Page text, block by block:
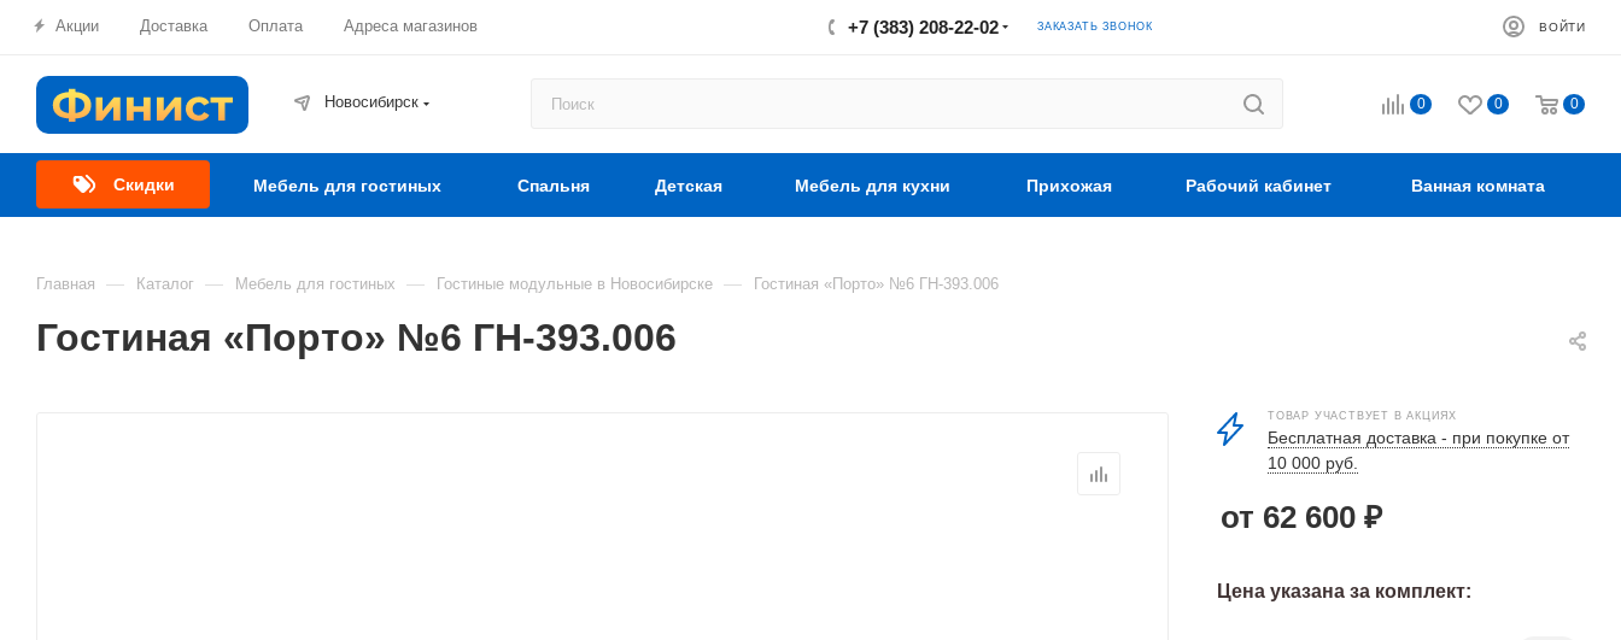
Акции Доставка Оплата Адреса магазинов +7 (383) 208-22-02 ЗАКАЗАТЬ ЗВОНОК ВОЙТИ
Новосибирск 0 0 0
Скидки Мебель для гостиных Спальня Детская Мебель для кухни Прихожая Рабочий кабинет Ванная комната
Главная — Каталог — Мебель для гостиных — Гостиные модульные в Новосибирске — Гостиная «Порто» №6 ГН-393.006
Гостиная «Порто» №6 ГН-393.006
ТОВАР УЧАСТВУЕТ В АКЦИЯХ
Бесплатная доставка - при покупке от
10 000 руб.
от 62 600 ₽
Цена указана за комплект: